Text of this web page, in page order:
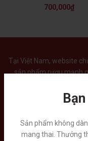
Sản phẩm không
mang thai. Thưởng
700,000₫
Tại Việt Nam, website
sản phẩm rượu mạnh